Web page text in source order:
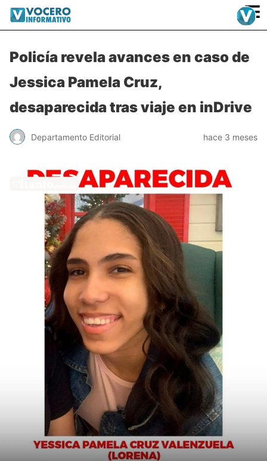
≡
Policía revela avances en caso de
Jessica Pamela Cruz,
desaparecida tras viaje en inDrive
Departamento Editorial hace 3 meses